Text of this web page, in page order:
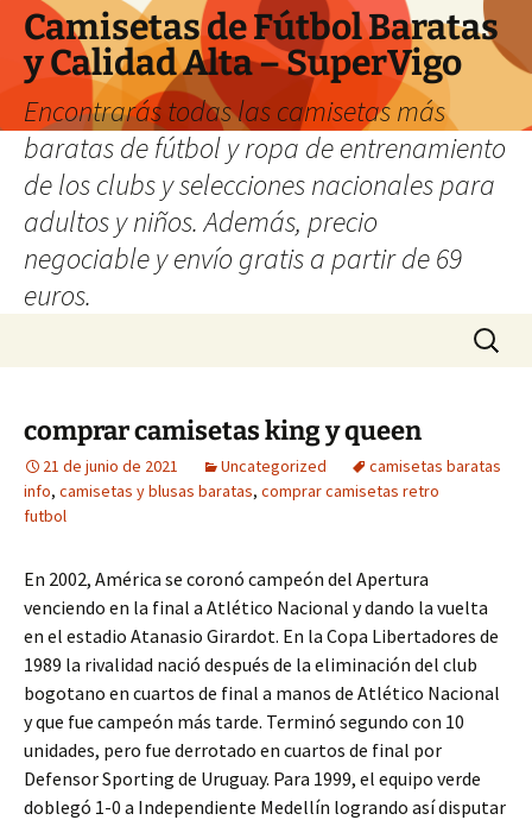
Camisetas de Fútbol Baratas
y Calidad Alta – SuperVigo
Encontrarás todas las camisetas más
baratas de fútbol y ropa de entrenamiento
de los clubs y selecciones nacionales para
adultos y niños. Además, precio
negociable y envío gratis a partir de 69
euros.
Buscar:
comprar camisetas king y queen
21 de junio de 2021 Uncategorized
camisetas baratas
info, camisetas y blusas baratas, comprar camisetas retro
futbol
En 2002, América se coronó campeón del Apertura
venciendo en la final a Atlético Nacional y dando la vuelta
en el estadio Atanasio Girardot. En la Copa Libertadores de
1989 la rivalidad nació después de la eliminación del club
bogotano en cuartos de final a manos de Atlético Nacional
y que fue campeón más tarde. Terminó segundo con 10
unidades, pero fue derrotado en cuartos de final por
Defensor Sporting de Uruguay. Para 1999, el equipo verde
doblegó 1-0 a Independiente Medellín logrando así disputar